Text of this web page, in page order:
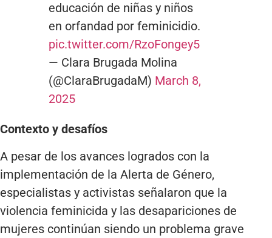
educación de niñas y niños
en orfandad por feminicidio.
pic.twitter.com/RzoFongey5
— Clara Brugada Molina
(@ClaraBrugadaM) March 8,
2025
Contexto y desafíos
A pesar de los avances logrados con la
implementación de la Alerta de Género,
especialistas y activistas señalaron que la
violencia feminicida y las desapariciones de
mujeres continúan siendo un problema grave